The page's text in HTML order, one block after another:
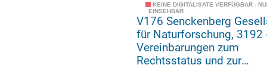
KEINE DIGITALISATE VERFÜGBAR -
EINSEHBAR
V176 Senckenberg
für Naturforschung, 3192 -
Vereinbarungen zum
Rechtsstatus und zur